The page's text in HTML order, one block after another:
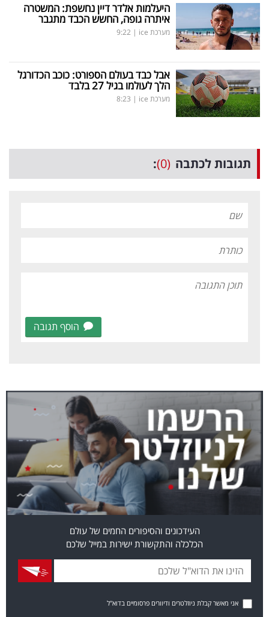
היעלמות אלדר דיין נחשפת: המשטרה
איתרה גופה, החשש הכבד מתגבר
מערכת ice |
9:22
אבל כבד בעולם הספורט: כוכב הכדורגל
הלך לעולמו בגיל 27 בלבד
מערכת ice |
8:23
תגובות לכתבה (0)
:
הוסף תגובה
העידכונים והסיפורים החמים של עולם
הכלכלה והתקשורת ישירות במייל שלכם
אני מאשר קבלת ניוזלטרים ודיוורים פרסומיים בדוא"ל